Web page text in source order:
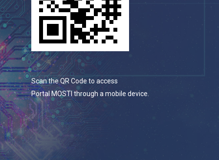
Scan the QR Code to access
Portal MOSTI through a mobile device.